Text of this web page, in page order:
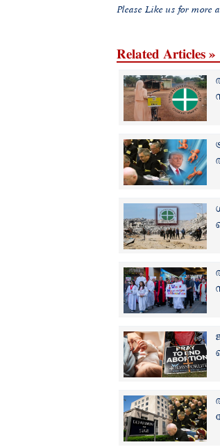
Please Like us for more
Related Articles »